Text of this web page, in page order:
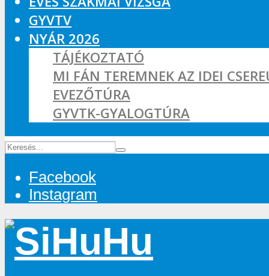
GYVTV
NYÁR 2026
TÁJÉKOZTATÓ
MI FÁN TEREMNEK AZ IDEI
EVEZŐTÚRA
GYVTK-GYALOGTÚRA
Facebook
Instagram